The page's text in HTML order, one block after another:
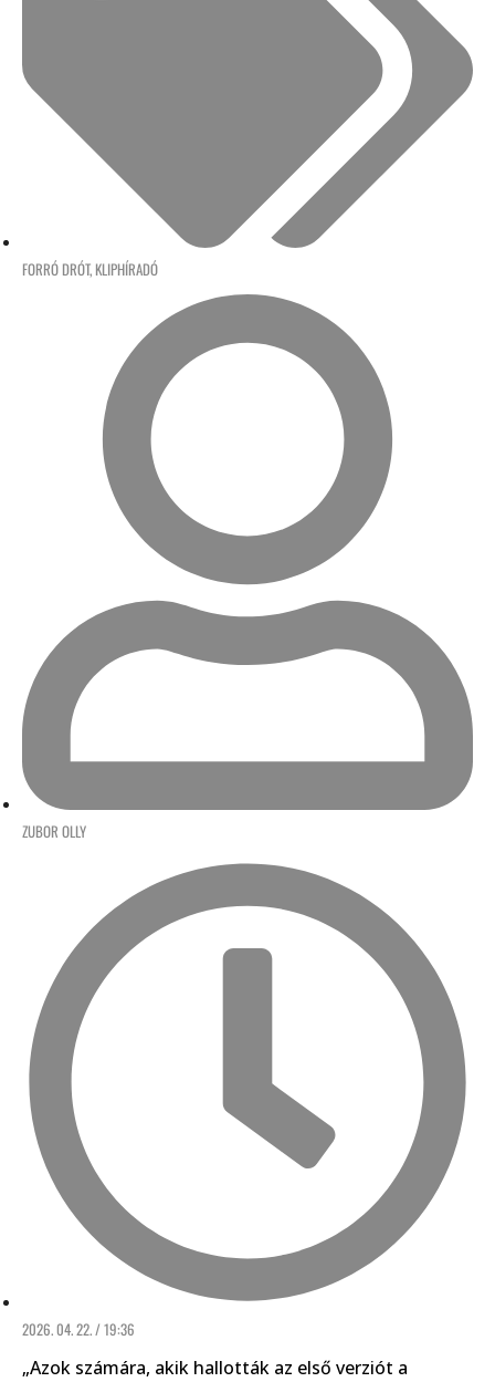
FORRÓ DRÓT, KLIPHÍRADÓ
ZUBOR OLLY
2026. 04. 22. / 19:36
„Azok számára, akik hallották az első verziót a